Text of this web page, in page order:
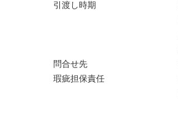
引渡し時期
問合せ先
瑕疵担保責任